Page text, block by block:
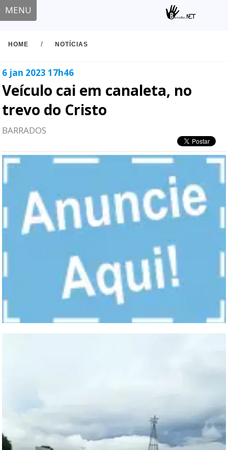
MENU
HOME / NOTÍCIAS
6 jan 2023 17h46
Veículo cai em canaleta, no
trevo do Cristo
BARRADOS